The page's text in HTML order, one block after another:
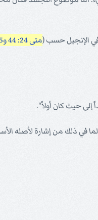
الإنجيل حسب (متى 24: 44 و25: 31
إلى حيث كان أولاً".
في ذلك من إشارة لأصله